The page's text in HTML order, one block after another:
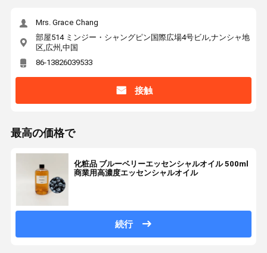
Mrs. Grace Chang
部屋514 ミンジー・シャングピン国際広場4号ビル,ナンシャ地
区,広州,中国
86-13826039533
接触
最高の価格で
化粧品 ブルーベリーエッセンシャルオイル 500ml
商業用高濃度エッセンシャルオイル
続行